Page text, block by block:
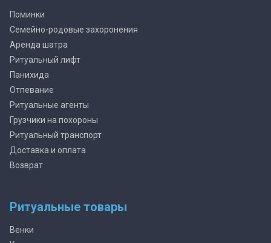
Поминки
Семейно-родовые захоронения
Аренда шатра
Ритуальный лифт
Панихида
Отпевание
Ритуальные агенты
Грузчики на похороны
Ритуальный транспорт
Доставка и оплата
Возврат
Ритуальные товары
Венки